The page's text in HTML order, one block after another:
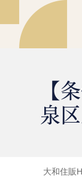
【
泉
大和住販